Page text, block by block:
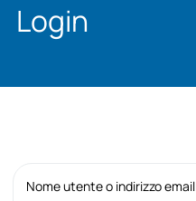
Login
Nome utente o indirizzo email